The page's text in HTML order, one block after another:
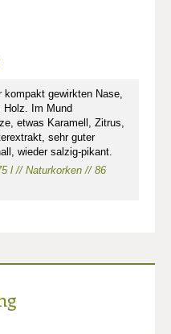
kompakt gewirkten Nase,
Holz. Im Mund
etwas Karamell, Zitrus,
sehr guter
wieder salzig-pikant.
l // Naturkorken // 86